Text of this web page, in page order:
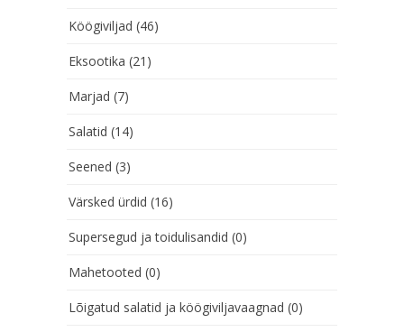
Köögiviljad (46)
Eksootika (21)
Marjad (7)
Salatid (14)
Seened (3)
Värsked ürdid (16)
Supersegud ja toidulisandid (0)
Mahetooted (0)
Lõigatud salatid ja köögiviljavaagnad (0)